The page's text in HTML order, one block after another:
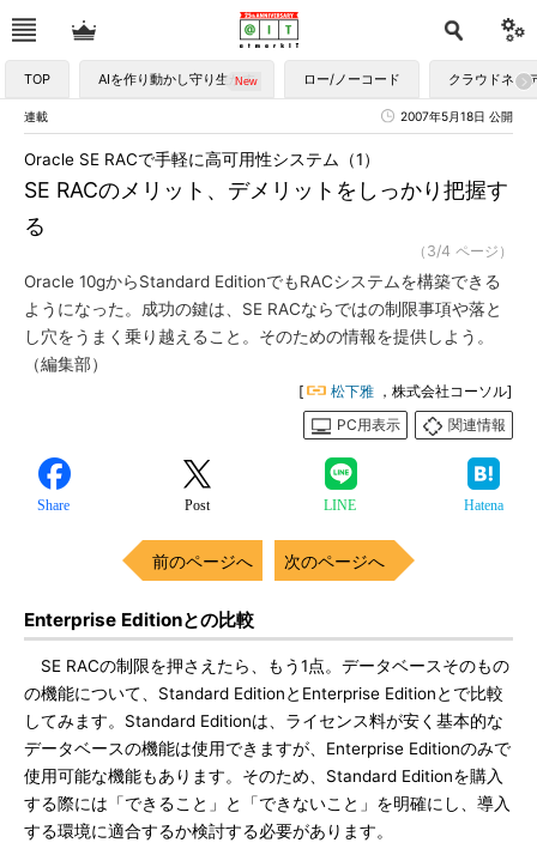
TOP AIを作り動かし守り生かす ロー/ノーコード クラウドネイ
連載 2007年5月18日 公開
SE RACのメリット、デメリットをしっかり把握す
る
Oracle SE RACで手軽に高可用性システム（1）
（3/4 ページ）
Oracle 10gからStandard EditionでもRACシステムを構築できる
ようになった。成功の鍵は、SE RACならではの制限事項や落と
し穴をうまく乗り越えること。そのための情報を提供しよう。
（編集部）
[ 松下雅 ，株式会社コーソル]
PC用表示
関連情報
Share Post LINE Hatena
前のページへ 次のページへ
Enterprise Editionとの比較
SE RACの制限を押さえたら、もう1点。データベースそのもの
の機能について、Standard EditionとEnterprise Editionとで比較
してみます。Standard Editionは、ライセンス料が安く基本的な
データベースの機能は使用できますが、Enterprise Editionのみで
使用可能な機能もあります。そのため、Standard Editionを購入
する際には「できること」と「できないこと」を明確にし、導入
する環境に適合するか検討する必要があります。